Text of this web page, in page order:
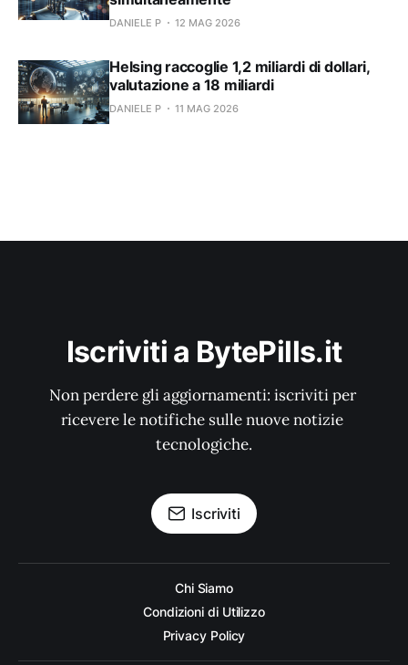
DANIELE P 12 MAG 2026
Helsing raccoglie 1,2 miliardi di dollari,
valutazione a 18 miliardi
DANIELE P 11 MAG 2026
Iscriviti a BytePills.it
Non perdere gli aggiornamenti: iscriviti per
ricevere le notifiche sulle nuove notizie
tecnologiche.
Iscriviti
Chi Siamo
Condizioni di Utilizzo
Privacy Policy